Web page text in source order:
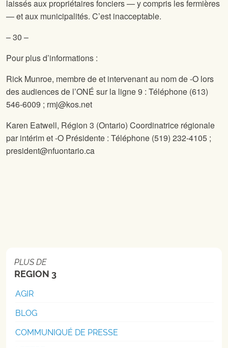
laissés aux propriétaires fonciers — y compris les fermières
— et aux municipalités. C’est inacceptable.
– 30 –
Pour plus d’informations :
Rick Munroe, membre deet intervenant au nom de-O lors
des audiences de l’ONÉ sur la ligne 9 : Téléphone (613)
546-6009 ; rmj@kos.net
Karen Eatwell, Région 3 (Ontario) Coordinatrice régionale
par intérim et-O Présidente : Téléphone (519) 232-4105 ;
president@nfuontario.ca
PLUS DE
REGION 3
AGIR
BLOG
COMMUNIQUÉ DE PRESSE